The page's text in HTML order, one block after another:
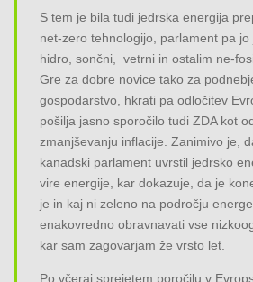
S tem je bila tudi jedrska energija
net-zero tehnologijo, parlament pa
hidro, sončni, vetrni in ostalim ne-
Gre za dobre novice tako za
gospodarstvo, hkrati pa odločitev
pošilja jasno sporočilo tudi ZDA kot
zmanjševanju inflacije. Zanimivo je,
kanadski parlament uvrstil jedrsko
vire energije, kar dokazuje, da je
je in kaj ni zeleno na področju
enakovredno obravnavati vse
kar sam zagovarjam že vrsto let.
Po včeraj sprejetem poročilu v